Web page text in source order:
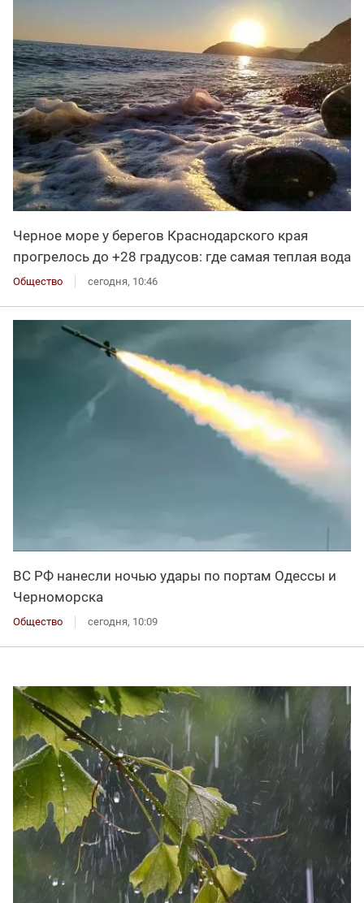
Черное море у берегов Краснодарского края
прогрелось до +28 градусов: где самая теплая вода
Общество сегодня, 10:46
ВС РФ нанесли ночью удары по портам Одессы и
Черноморска
Общество сегодня, 10:09